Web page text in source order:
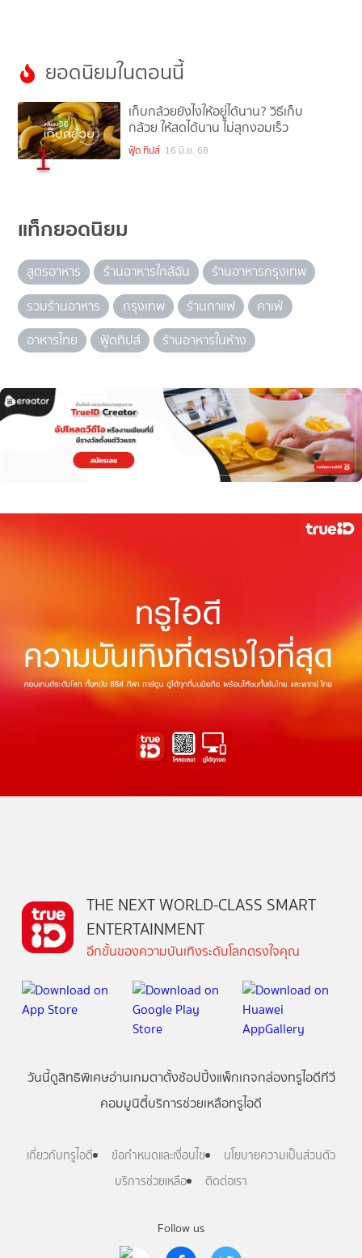
ยอดนิยมในตอนนี้
1
เก็บกล้วยยังไงให้อยู่ได้นาน? วิธีเก็บ
กล้วย ให้สดได้นาน ไม่สุกงอมเร็ว
ฟู้ด ทิปส์ 16 มิ.ย. 68
แท็กยอดนิยม
สูตรอาหาร ร้านอาหารใกล้ฉัน
ร้านอาหารกรุงเทพ
รวมร้านอาหาร
กรุงเทพ ร้านกาแฟ
คาเฟ่
อาหารไทย
ฟู้ดทิปส์ ร้านอาหารในห้าง
Follow us
THE NEXT WORLD-CLASS SMART
ENTERTAINMENT
อีกขั้นของความบันเทิงระดับโลกตรงใจคุณ
วันนี้ดูสิทธิพิเศษอ่านเกมตาตั้งช้อปปิ้งแพ็กเกจกล่องทรูไอดีทีวี
คอมมูนิตี้บริการช่วยเหลือทรูไอดี
เกี่ยวกับทรูไอดี ข้อกำหนดและเงื่อนไข
นโยบายความเป็นส่วนตัว
บริการช่วยเหลือ
ติดต่อเรา